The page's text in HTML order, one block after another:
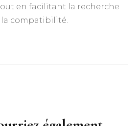
en facilitant la recherche
la compatibilité.